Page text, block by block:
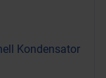
Kondensator